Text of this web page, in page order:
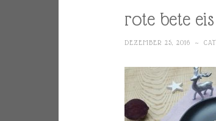
rote bete eis
DEZEMBER 25, 2016 ~ CAT